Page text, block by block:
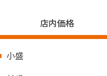
店内価格
小盛